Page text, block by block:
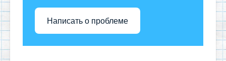
Написать о проблеме